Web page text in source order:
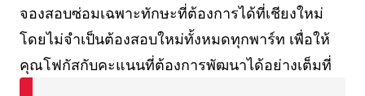
จองสอบซ่อมเฉพาะทักษะที่ต้องการได้ที่เชียงใหม่
โดยไม่จำเป็นต้องสอบใหม่ทั้งหมดทุกพาร์ท เพื่อให้
คุณโฟกัสกับคะแนนที่ต้องการพัฒนาได้อย่างเต็มที่